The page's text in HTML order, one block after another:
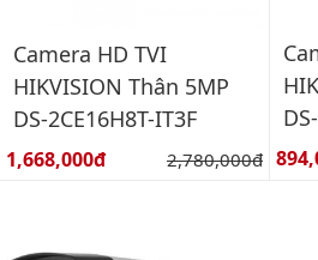
Camera HD TVI
HIKVISION Thân 5MP
DS-2CE16H8T-IT3F
Giá bán:
1,668,000đ Giá gốc:
2,780,000đ Giá